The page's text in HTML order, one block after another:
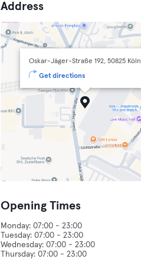
Address
Oskar-Jäger-Straße 192, 50825 Köln
Get directions
Opening Times
Monday: 07:00 - 23:00
Tuesday: 07:00 - 23:00
Wednesday: 07:00 - 23:00
Thursday: 07:00 - 23:00